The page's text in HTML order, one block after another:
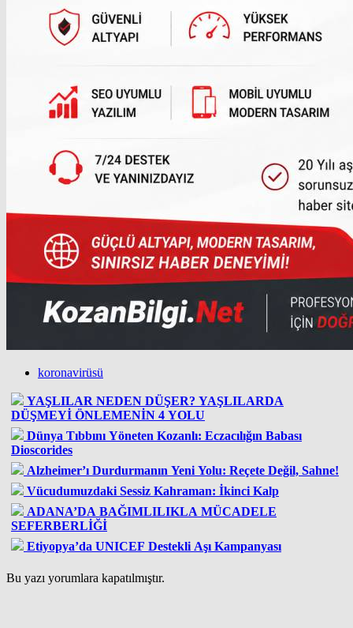
koronavirüsü
YAŞLILAR NEDEN DÜŞER? YAŞLILARDA
DÜŞMEYİ ÖNLEMENİN 4 YOLU
Dünya Tıbbını Yöneten Kozanlı: Eczacılığın Babası
Dioscorides
Alzheimer’ı Durdurmanın Yeni Yolu: Reçete Değil, Sahne!
Vücudumuzdaki Sessiz Kahraman: İkinci Kalp
ADANA’DA BAĞIMLILIKLA MÜCADELE
SEFERBERLİĞİ
Etiyopya’da UNICEF Destekli Aşı Kampanyası
Bu yazı yorumlara kapatılmıştır.